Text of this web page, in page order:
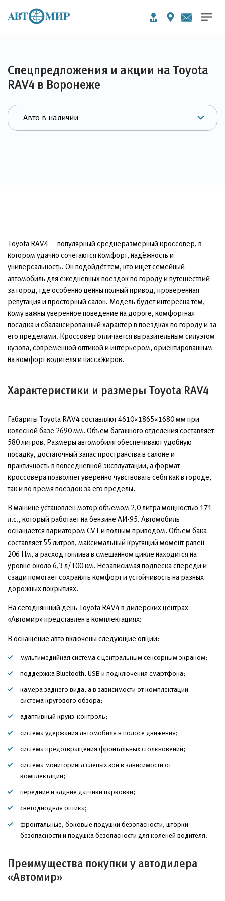
Спецпредложения и акции на Toyota
RAV4 в Воронеже
Toyota RAV4 — популярный среднеразмерный кроссовер, в
котором удачно сочетаются комфорт, надёжность и
универсальность. Он подойдёт тем, кто ищет семейный
автомобиль для ежедневных поездок по городу и путешествий
за город, где особенно ценны полный привод, проверенная
репутация и просторный салон. Модель будет интересна тем,
кому важны уверенное поведение на дороге, комфортная
посадка и сбалансированный характер в поездках по городу и за
его пределами. Кроссовер отличается выразительным силуэтом
кузова, современной оптикой и интерьером, ориентированным
на комфорт водителя и пассажиров.
Характеристики и размеры Toyota RAV4
Габариты Toyota RAV4 составляют 4610×1865×1680 мм при
колесной базе 2690 мм. Объем багажного отделения составляет
580 литров. Размеры автомобиля обеспечивают удобную
посадку, достаточный запас пространства в салоне и
практичность в повседневной эксплуатации, а формат
кроссовера позволяет уверенно чувствовать себя как в городе,
так и во время поездок за его пределы.
В машине установлен мотор объемом 2,0 литра мощностью 171
л.с., который работает на бензине АИ-95. Автомобиль
оснащается вариатором CVT и полным приводом. Объем бака
составляет 55 литров, максимальный крутящий момент равен
206 Нм, а расход топлива в смешанном цикле находится на
уровне около 6,3 л/100 км. Независимая подвеска спереди и
сзади помогает сохранять комфорт и устойчивость на разных
дорожных покрытиях.
На сегодняшний день Toyota RAV4 в дилерских центрах
«Автомир» представлен в комплектациях:
В оснащение авто включены следующие опции:
мультимедийная система с центральным сенсорным экраном;
поддержка Bluetooth, USB и подключения смартфона;
камера заднего вида, а в зависимости от комплектации —
система кругового обзора;
адаптивный круиз-контроль;
система удержания автомобиля в полосе движения;
система предотвращения фронтальных столкновений;
система мониторинга слепых зон в зависимости от
комплектации;
передние и задние датчики парковки;
светодиодная оптика;
фронтальные, боковые подушки безопасности, шторки
безопасности и подушка безопасности для коленей водителя.
Преимущества покупки у автодилера
«Автомир»